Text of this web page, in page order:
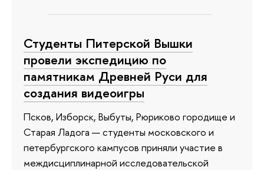
Студенты Питерской Вышки
провели экспедицию по
памятникам Древней Руси для
создания видеоигры
Псков, Изборск, Выбуты, Рюриково городище и
Старая Ладога — студенты московского и
петербургского кампусов приняли участие в
междисциплинарной исследовательской